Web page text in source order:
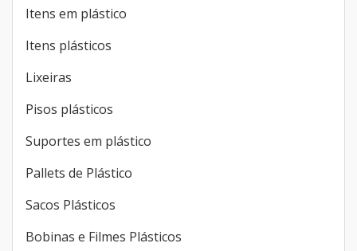
Itens em plástico
Itens plásticos
Lixeiras
Pisos plásticos
Suportes em plástico
Pallets de Plástico
Sacos Plásticos
Bobinas e Filmes Plásticos